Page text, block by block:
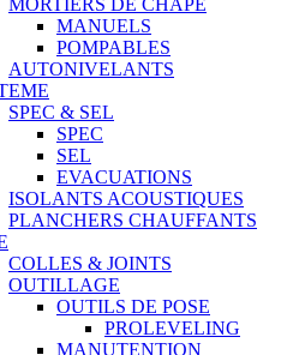
MORTIERS DE CHAPE
MANUELS
POMPABLES
AUTONIVELANTS
SPEC & SEL
SPEC
SEL
EVACUATIONS
ISOLANTS ACOUSTIQUES
PLANCHERS CHAUFFANTS
COLLES & JOINTS
OUTILLAGE
OUTILS DE POSE
PROLEVELING
MANUTENTION